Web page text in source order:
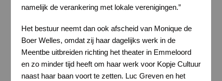
namelijk de verankering met lokale verenigingen.”
Het bestuur neemt dan ook afscheid van Monique de
Boer Welles, omdat zij haar dagelijks werk in de
Meentbe uitbreiden richting het theater in Emmeloord
en zo minder tijd heeft om haar werk voor Kopje Cultuur
naast haar baan voort te zetten. Luc Greven en het